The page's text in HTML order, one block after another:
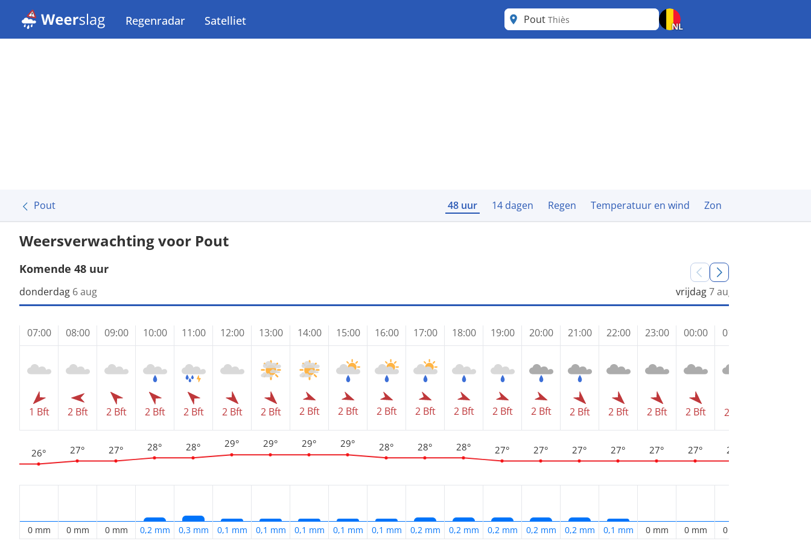
Regenradar Satelliet Pout Thiès
NL
Pout 48 uur 14 dagen Regen Temperatuur en wind Zon
Weersverwachting voor Pout
Komende 48 uur
donderdag 6 aug
07:00
1 Bft
26°
0 mm
08:00
2 Bft
27°
0 mm
09:00
2 Bft
27°
0 mm
10:00
2 Bft
28°
0,2 mm
11:00
2 Bft
28°
0,3 mm
12:00
2 Bft
29°
0,1 mm
13:00
2 Bft
29°
0,1 mm
14:00
2 Bft
29°
0,1 mm
15:00
2 Bft
29°
0,1 mm
16:00
2 Bft
28°
0,1 mm
17:00
2 Bft
28°
0,2 mm
18:00
2 Bft
28°
0,2 mm
19:00
2 Bft
27°
0,2 mm
20:00
2 Bft
27°
0,2 mm
21:00
2 Bft
27°
0,2 mm
22:00
2 Bft
27°
0,1 mm
23:00
2 Bft
27°
0 mm
vrijdag7 aug
00:00
2 Bft
27°
0 mm
01:00
2 Bft
27°
0 mm